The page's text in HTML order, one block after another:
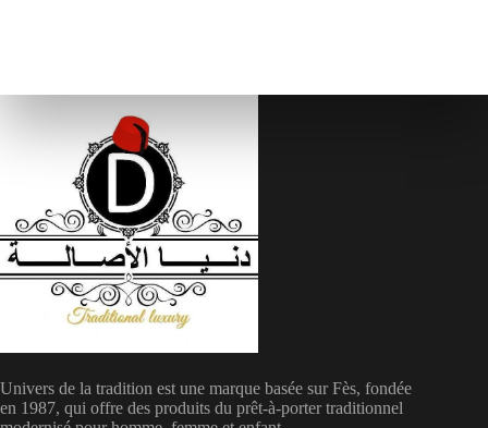
Univers de la tradition est une marque basée sur Fès, fondée
en 1987, qui offre des produits du prêt-à-porter traditionnel